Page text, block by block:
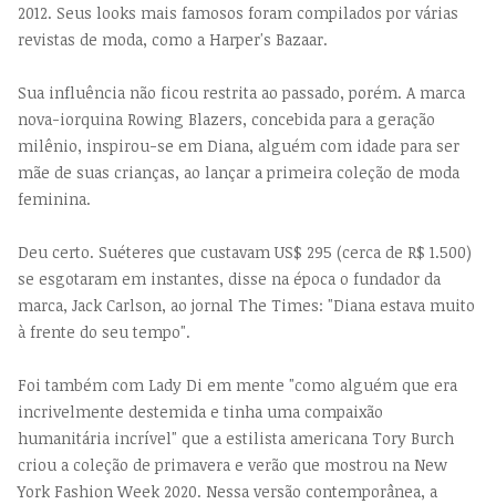
2012. Seus looks mais famosos foram compilados por várias
revistas de moda, como a Harper's Bazaar.
Sua influência não ficou restrita ao passado, porém. A marca
nova-iorquina Rowing Blazers, concebida para a geração
milênio, inspirou-se em Diana, alguém com idade para ser
mãe de suas crianças, ao lançar a primeira coleção de moda
feminina.
Deu certo. Suéteres que custavam US$ 295 (cerca de R$ 1.500)
se esgotaram em instantes, disse na época o fundador da
marca, Jack Carlson, ao jornal The Times: "Diana estava muito
à frente do seu tempo".
Foi também com Lady Di em mente "como alguém que era
incrivelmente destemida e tinha uma compaixão
humanitária incrível" que a estilista americana Tory Burch
criou a coleção de primavera e verão que mostrou na New
York Fashion Week 2020. Nessa versão contemporânea, a